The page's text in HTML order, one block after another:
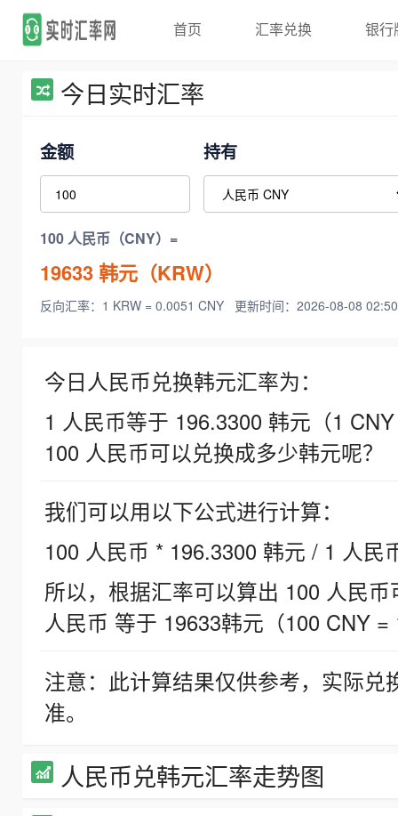
首页 汇率兑换 银行
今日实时汇率
金额 持有
100 人民币（CNY）=
19633韩元（KRW）
反向汇率：1 KRW = 0.0051 CNY 更新时间：2026-08-08
今日人民币兑换韩元汇率为：
1 人民币等于 196.3300 韩元（1
100 人民币可以兑换成多少韩元呢？
我们可以用以下公式进行计算：
100 人民币 * 196.3300 韩元 / 1 人民
所以，根据汇率可以算出 100 人民
人民币 等于 19633韩元（100 CNY =
注意：此计算结果仅供参考，实际
准。
人民币兑韩元汇率走势图